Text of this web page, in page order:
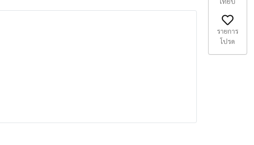
รายการ
โปรด